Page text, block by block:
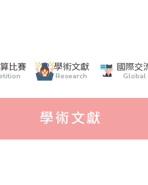
比賽 學術文獻
Research
國際交
Global
學術文獻